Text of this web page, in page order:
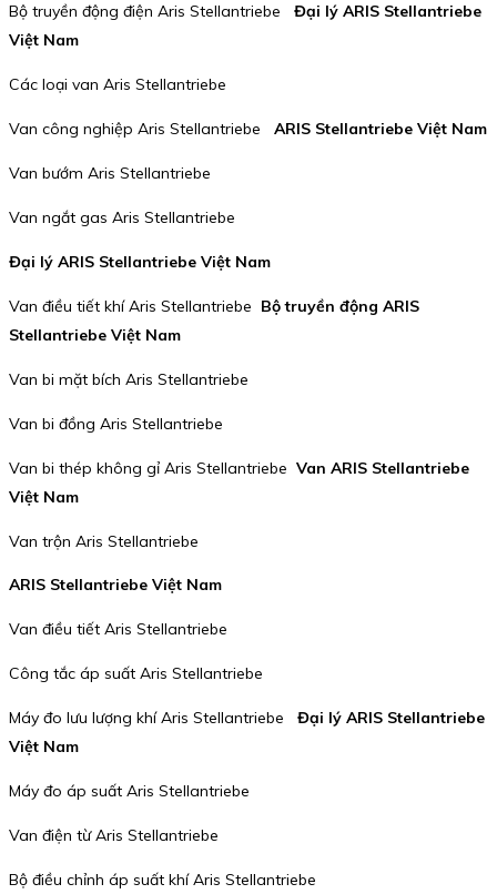
Bộ truyền động điện Aris Stellantriebe Đại lý ARIS Stellantriebe
Việt Nam
Các loại van Aris Stellantriebe
Van công nghiệp Aris Stellantriebe ARIS Stellantriebe Việt Nam
Van bướm Aris Stellantriebe
Van ngắt gas Aris Stellantriebe
Đại lý ARIS Stellantriebe Việt Nam
Van điều tiết khí Aris Stellantriebe Bộ truyền động ARIS
Stellantriebe Việt Nam
Van bi mặt bích Aris Stellantriebe
Van bi đồng Aris Stellantriebe
Van bi thép không gỉ Aris Stellantriebe Van ARIS Stellantriebe
Việt Nam
Van trộn Aris Stellantriebe
ARIS Stellantriebe Việt Nam
Van điều tiết Aris Stellantriebe
Công tắc áp suất Aris Stellantriebe
Máy đo lưu lượng khí Aris Stellantriebe Đại lý ARIS Stellantriebe
Việt Nam
Máy đo áp suất Aris Stellantriebe
Van điện từ Aris Stellantriebe
Bộ điều chỉnh áp suất khí Aris Stellantriebe